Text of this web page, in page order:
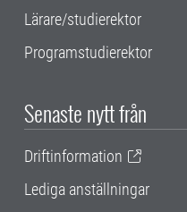
Lärare/studierektor
Programstudierektor
Senaste nytt från
Driftinformation
Lediga anställningar